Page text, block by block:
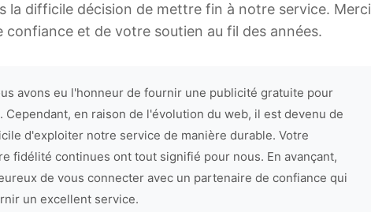
la difficile décision de mettre fin à notre service. Merci
confiance et de votre soutien au fil des années.
avons eu l'honneur de fournir une publicité gratuite pour
en raison de l'évolution du web, il est devenu de
d'exploiter notre service de manière durable. Votre
fidélité continues ont tout signifié pour nous. En avançant,
de vous connecter avec un partenaire de confiance qui
un excellent service.